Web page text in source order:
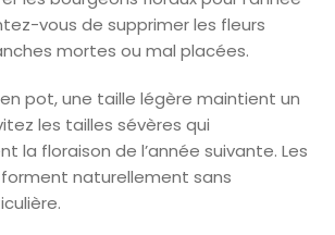
vous de supprimer les fleurs
mortes ou mal placées.
pot, une taille légère maintient un
les tailles sévères qui
la floraison de l’année suivante. Les
naturellement sans